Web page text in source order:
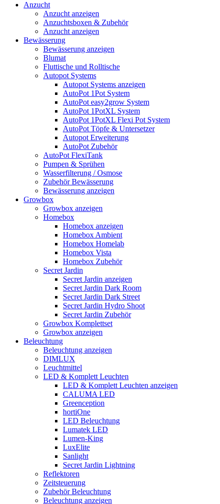
Anzucht
Anzucht anzeigen
Anzuchtsboxen & Zubehör
Anzucht anzeigen
Bewässerung
Bewässerung anzeigen
Blumat
Fluttische und Rolltische
Autopot Systems
Autopot Systems anzeigen
AutoPot 1Pot System
AutoPot easy2grow System
AutoPot 1PotXL System
AutoPot 1PotXL Flexi Pot System
AutoPot Töpfe & Untersetzer
Autopot Erweiterung
AutoPot Zubehör
AutoPot FlexiTank
Pumpen & Sprühen
Wasserfilterung / Osmose
Zubehör Bewässerung
Bewässerung anzeigen
Growbox
Growbox anzeigen
Homebox
Homebox anzeigen
Homebox Ambient
Homebox Homelab
Homebox Vista
Homebox Zubehör
Secret Jardin
Secret Jardin anzeigen
Secret Jardin Dark Room
Secret Jardin Dark Street
Secret Jardin Hydro Shoot
Secret Jardin Zubehör
Growbox Komplettset
Growbox anzeigen
Beleuchtung
Beleuchtung anzeigen
DIMLUX
Leuchtmittel
LED & Komplett Leuchten
LED & Komplett Leuchten anzeigen
CALUMA LED
Greenception
hortiOne
LED Beleuchtung
Lumatek LED
Lumen-King
LuxElite
Sanlight
Secret Jardin Lightning
Reflektoren
Zeitsteuerung
Zubehör Beleuchtung
Beleuchtung anzeigen